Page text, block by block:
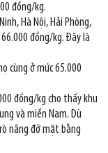
đồng/kg.
Hà Nội, Hải Phòng,
66.000 đồng/kg. Đây là
cùng ở mức 65.000
đồng/kg cho thấy khu
và miền Nam. Dù
nâng đỡ mặt bằng